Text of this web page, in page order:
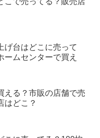
げ台はどこに売って
ームセンターで買え
える？市販の店舗で売
はどこ？